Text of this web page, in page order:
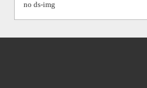
no ds-img